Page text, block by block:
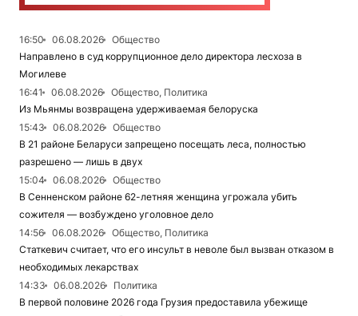
16:50 06.08.2026
Общество
Направлено в суд коррупционное дело директора лесхоза в
Могилеве
16:41
06.08.2026
Общество, Политика
Из Мьянмы возвращена удерживаемая белоруска
15:43
06.08.2026
Общество
В 21 районе Беларуси запрещено посещать леса, полностью
разрешено — лишь в двух
15:04
06.08.2026
Общество
В Сенненском районе 62-летняя женщина угрожала убить
сожителя — возбуждено уголовное дело
14:56
06.08.2026
Общество, Политика
Статкевич считает, что его инсульт в неволе был вызван отказом в
необходимых лекарствах
14:33
06.08.2026
Политика
В первой половине 2026 года Грузия предоставила убежище